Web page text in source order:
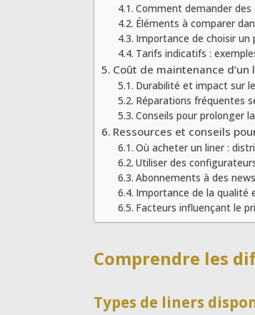
Comment demander des
Éléments à comparer
Importance de choisir un
Tarifs indicatifs :
Coût de maintenance d’un
Durabilité et impact sur
Réparations fréquentes
Conseils pour prolonger
Ressources et conseils
Où acheter un liner :
Utiliser des
Abonnements à des
Importance de la qualité
Facteurs influençant le
Comprendre les
Types de liners